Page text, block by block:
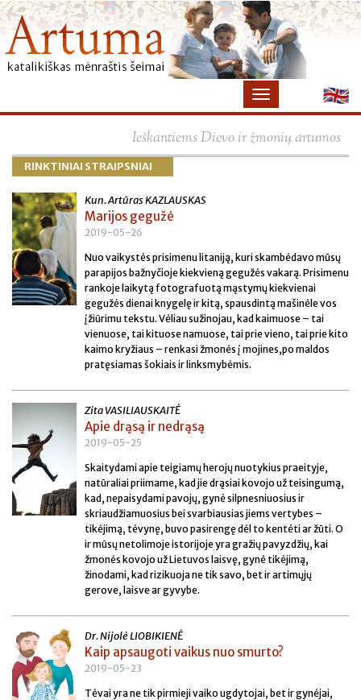
Ieškantiems Dievo ir žmonių artumos
RINKTINIAI STRAIPSNIAI
Kun. Artūras KAZLAUSKAS
Marijos gegužė
2019-05-26
Nuo vaikystės prisimenu litaniją, kuri skambėdavo mūsų
parapijos bažnyčioje kiekvieną gegužės vakarą. Prisimenu
rankoje laikytą fotografuotą mąstymų kiekvienai
gegužės dienai knygelę ir kitą, spausdintą mašinėle vos
įžiūrimu tekstu. Vėliau sužinojau, kad kaimuose – tai
vienuose, tai kituose namuose, tai prie vieno, tai prie kito
kaimo kryžiaus – renkasi žmonės į mojines,po maldos
pratęsiamas šokiais ir linksmybėmis.
Zita VASILIAUSKAITĖ
Apie drąsą ir nedrąsą
2019-05-25
Skaitydami apie teigiamų herojų nuotykius praeityje,
natūraliai priimame, kad jie drąsiai kovojo už teisingumą,
kad, nepaisydami pavojų, gynė silpnesniuosius ir
skriaudžiamuosius bei svarbiausias jiems vertybes –
tikėjimą, tėvynę, buvo pasirengę dėl to kentėti ar žūti. O
ir mūsų netolimoje istorijoje yra gražių pavyzdžių, kai
žmonės kovojo už Lietuvos laisvę, gynė tikėjimą,
žinodami, kad rizikuoja ne tik savo, bet ir artimųjų
gerove, laisve ar gyvybe.
Dr. Nijolė LIOBIKIENĖ
Kaip apsaugoti vaikus nuo smurto?
2019-05-23
Tėvai yra ne tik pirmieji vaiko ugdytojai, bet ir gynėjai,
×